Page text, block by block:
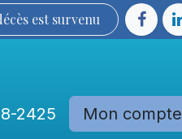
est sur​​​​​​​​ve​nu​​​​​​​​​​
2425 Mon compte